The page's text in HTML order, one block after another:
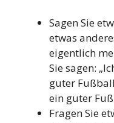
Sagen Sie
etwas
eigentlich
Sie sagen:
guter
ein guter
Fragen Sie